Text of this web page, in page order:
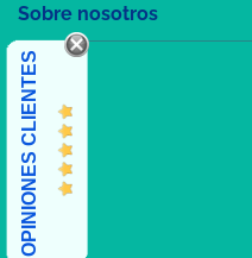
Sobre nosotros
OPINIONES CLIENTES